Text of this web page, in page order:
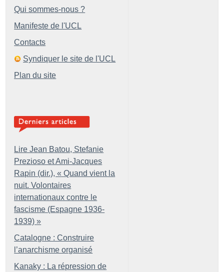
Qui sommes-nous ?
Manifeste de l'UCL
Contacts
Syndiquer le site de l'UCL
Plan du site
Lire Jean Batou, Stefanie
Prezioso et Ami-Jacques
Rapin (dir.), « Quand vient la
nuit. Volontaires
internationaux contre le
fascisme (Espagne 1936-
1939) »
Catalogne : Construire
l’anarchisme organisé
Kanaky : La répression de